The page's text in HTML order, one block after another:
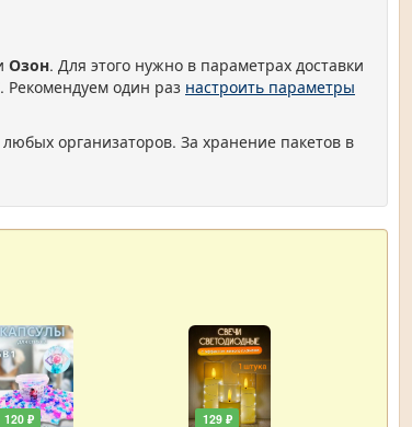
Озон. Для этого нужно в параметрах доставки
Рекомендуем один раз настроить параметры
организаторов. За хранение пакетов в
120 ₽ 129 ₽